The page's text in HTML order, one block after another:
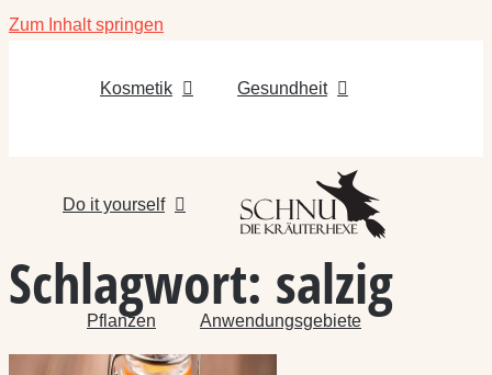
Zum Inhalt springen
Kosmetik Gesundheit
Do it yourself
Pflanzen Anwendungsgebiete
Schlagwort: salzig